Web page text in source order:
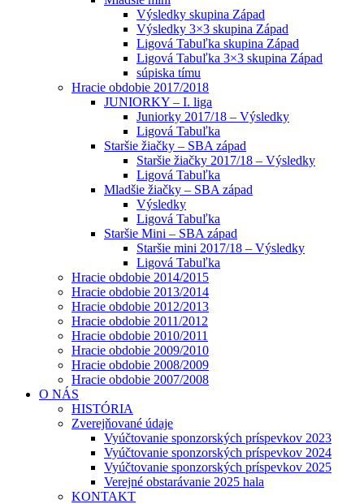
Výsledky skupina Západ
Výsledky 3×3 skupina Západ
Ligová Tabuľka skupina Západ
Ligová Tabuľka 3×3 skupina Západ
súpiska tímu
Hracie obdobie 2017/2018
JUNIORKY – I. liga
Juniorky 2017/18 – Výsledky
Ligová Tabuľka
Staršie žiačky – SBA západ
Staršie žiačky 2017/18 – Výsledky
Ligová Tabuľka
Mladšie žiačky – SBA západ
Výsledky
Ligová Tabuľka
Staršie Mini – SBA západ
Staršie mini 2017/18 – Výsledky
Ligová Tabuľka
Hracie obdobie 2014/2015
Hracie obdobie 2013/2014
Hracie obdobie 2012/2013
Hracie obdobie 2011/2012
Hracie obdobie 2010/2011
Hracie obdobie 2009/2010
Hracie obdobie 2008/2009
Hracie obdobie 2007/2008
O NÁS
HISTÓRIA
Zverejňované údaje
Vyúčtovanie sponzorských príspevkov 2023
Vyúčtovanie sponzorských príspevkov 2024
Vyúčtovanie sponzorských príspevkov 2025
Verejné obstarávanie 2025 hala
KONTAKT